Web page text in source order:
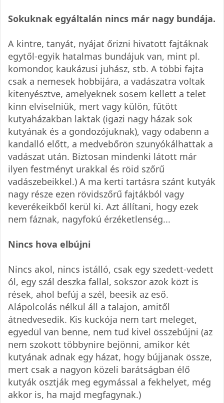
Sokuknak egyáltalán nincs már nagy bundája.
A kintre, tanyát, nyájat őrizni hivatott fajtáknak
egytől-egyik hatalmas bundájuk van, mint pl.
komondor, kaukázusi juhász, stb. A többi fajta
csak a nemesek hobbijára, a vadászatra voltak
kitenyésztve, amelyeknek sosem kellett a telet
kinn elviselniük, mert vagy külön, fűtött
kutyaházakban laktak (igazi nagy házak sok
kutyának és a gondozójuknak), vagy odabenn a
kandalló előtt, a medvebőrön szunyókálhattak a
vadászat után. Biztosan mindenki látott már
ilyen festményt urakkal és röid szőrű
vadászebeikkel.) A ma kerti tartásra szánt kutyák
nagy része ezen rövidszőrű fajtákból vagy
keverékeikből kerül ki. Azt állítani, hogy ezek
nem fáznak, nagyfokú érzéketlenség...
Nincs hova elbújni
Nincs akol, nincs istálló, csak egy szedett-vedett
ól, egy szál deszka fallal, sokszor azok közt is
rések, ahol befúj a szél, beesik az eső.
Alápolcolás nélkül áll a talajon, amitől
átnedvesedik. Kis kuckója nem tart meleget,
egyedül van benne, nem tud kivel összebújni (az
nem szokott többynire bejönni, amikor két
kutyának adnak egy házat, hogy bújjanak össze,
mert csak a nagyon közeli barátságban élő
kutyák osztják meg egymással a fekhelyet, még
akkor is, ha majd megfagynak.)